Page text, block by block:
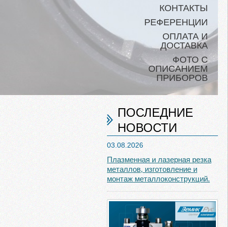
КОНТАКТЫ
РЕФЕРЕНЦИИ
ОПЛАТА И
ДОСТАВКА
ФОТО С
ОПИСАНИЕМ
ПРИБОРОВ
ПОСЛЕДНИЕ
НОВОСТИ
03.08.2026
Плазменная и лазерная резка
металлов, изготовление и
монтаж металлоконструкций.